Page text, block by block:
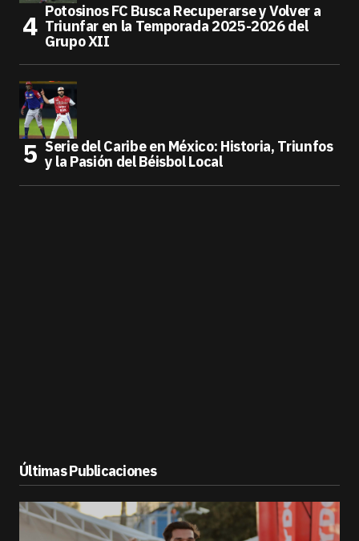
Potosinos FC Busca Recuperarse y Volver a
Triunfar en la Temporada 2025-2026 del
Grupo XII
Serie del Caribe en México: Historia, Triunfos
y la Pasión del Béisbol Local
Últimas Publicaciones